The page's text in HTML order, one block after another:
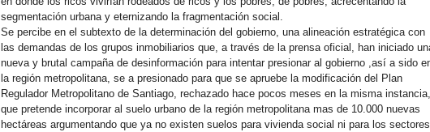
segmentación urbana y eternizando la fragmentación social.
Se percibe en el subtexto de la determinación del gobierno, una alineación estratégica con
las demandas de los grupos inmobiliarios que, a través de la prensa oficial, han iniciado
nueva y brutal campaña de desinformación para intentar presionar al gobierno ,así a sido
la región metropolitana, se a presionado para que se apruebe la modificación del Plan
Regulador Metropolitano de Santiago, rechazado hace pocos meses en la misma instancia,
que pretende incorporar al suelo urbano de la región metropolitana mas de 10.000 nuevas
hectáreas argumentando que ya no existen suelos para vivienda social ni para los sectores